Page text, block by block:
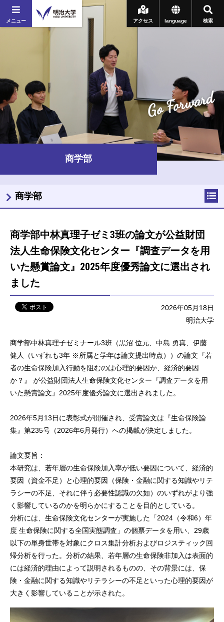
メニュー 検索
language
アクセス
Go Forward
商学部
商学部中林真理子ゼミ3班の論文が公益財団
法人生命保険文化センター『調査データを用
いた懸賞論文』2025年度優秀論文に選出され
ました
2026年05月18日
明治大学
商学部中林真理子ゼミナール3班（黒沼 位元、中島 勇真、伊藤
健人（いずれも3年 ※所属と学年は論文提出時点））の論文『若
者の生命保険加入行動を阻むのは心理的要因か、経済的要因
か？』 が公益財団法人生命保険文化センター『調査データを用
いた懸賞論文』 2025年度優秀論文に選出されました。
2026年5月 13日に表彰式が開催され、受賞論文は『生命保険論
集』第235号（2026年6月発行）への掲載が決定しました。
論文要旨：
本研究は、若年層の生命保険加入率が低い要因について、経済的
要因（資金不足）と心理的要因（保険・金融に関する知識やリテ
ラシーの不足、それに伴う必要性認識の欠如）のいずれがより強
く影響しているのかを明らかにすることを目的としている。
分析には、生命保険文化センターが実施した「2024 （令和6）年
度 生命保険に関する全国実態調査」の個票データを用い、 29歳
以下の単身世帯を対象にクロス集計分析およびロジスティック回
帰分析を行った。分析の結果、若年層の生命保険非加入は表面的
には経済的理由によって説明されるものの、その背景には、保
険・金融に関する知識やリテラシーの不足といった心理的要因が
大きく影響していることが示された。
商学部